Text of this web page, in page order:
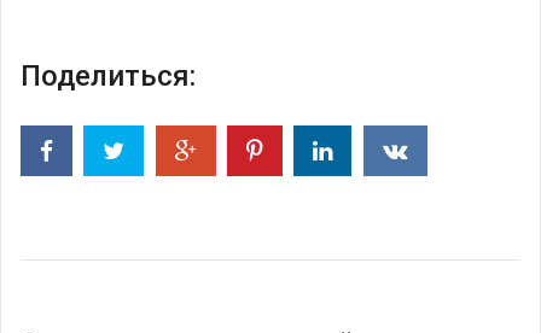
Поделиться: